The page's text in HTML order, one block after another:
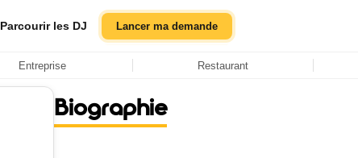
Parcourir les DJ Lancer ma demande
Entreprise Restaurant
Biographie